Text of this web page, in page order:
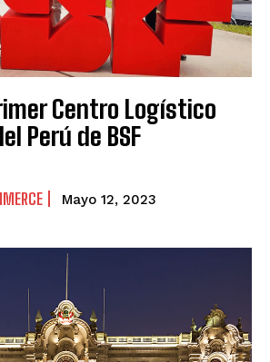
Centro Logístico
Perú de BSF
Mayo 12, 2023